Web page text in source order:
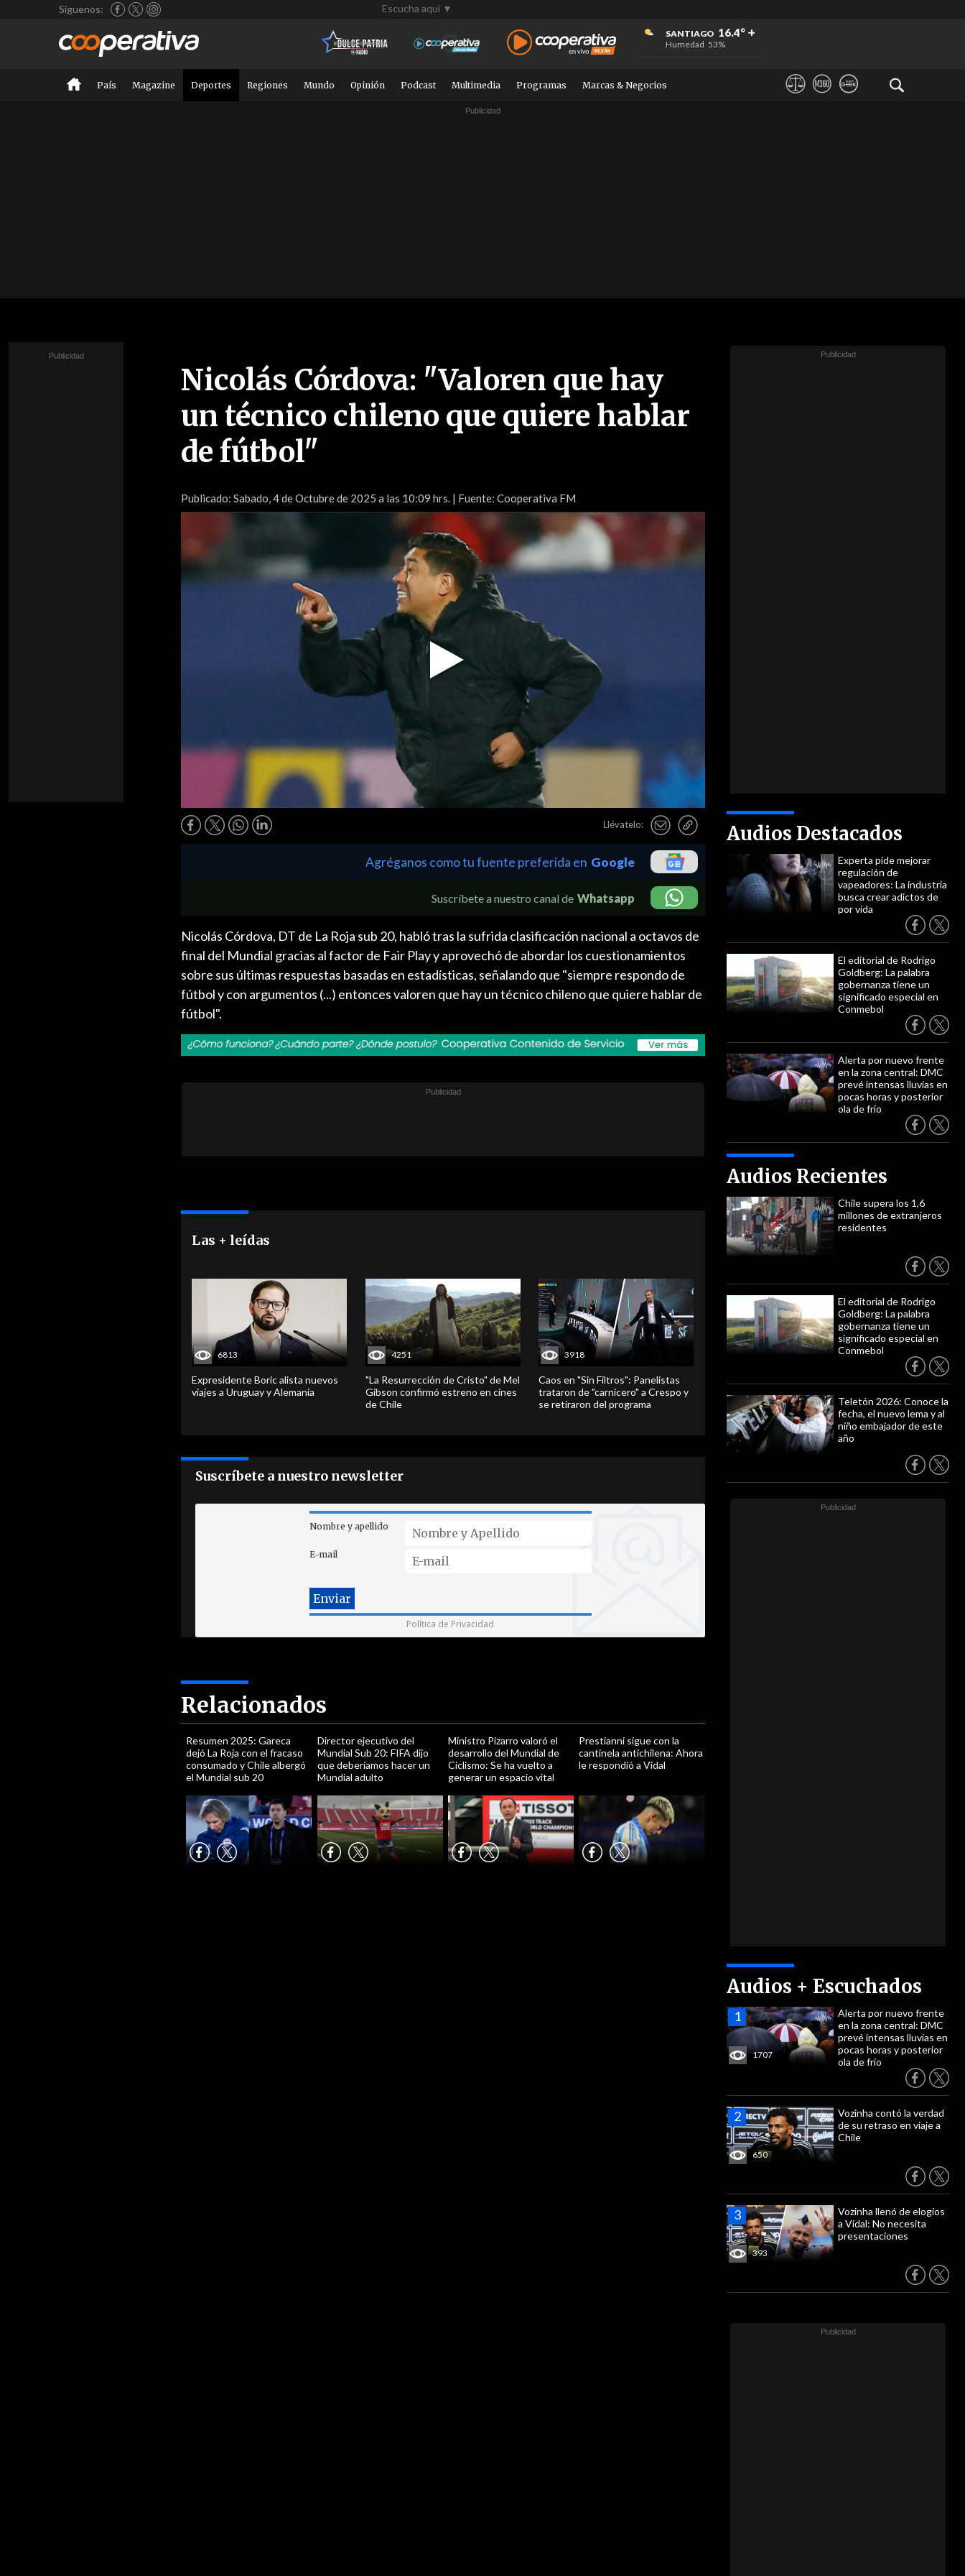
Síguenos: Escucha aquí ▼
SANTIAGO 16.4°
Humedad 53%
+
+
+
País Magazine Deportes Regiones Mundo Opinión Podcast Multimedia Programas Marcas & Negocios
Nicolás Córdova: "Valoren que hay
un técnico chileno que quiere hablar
de fútbol"
Publicado: Sabado, 4 de Octubre de 2025 a las 10:09 hrs. | Fuente: Cooperativa FM
Play
Video
Llévatelo: Audios Destacados
Experta pide mejorar
regulación de
vapeadores: La industria
busca crear adictos de
por vida
El editorial de Rodrigo
Goldberg: La palabra
gobernanza tiene un
significado especial en
Conmebol
Alerta por nuevo frente
en la zona central: DMC
prevé intensas lluvias en
pocas horas y posterior
ola de frío
Audios Recientes
Chile supera los 1,6
millones de extranjeros
residentes
El editorial de Rodrigo
Goldberg: La palabra
gobernanza tiene un
significado especial en
Conmebol
Teletón 2026: Conoce la
fecha, el nuevo lema y al
niño embajador de este
año
Audios + Escuchados
1707
Alerta por nuevo frente
en la zona central: DMC
prevé intensas lluvias en
pocas horas y posterior
ola de frío
650
Vozinha contó la verdad
de su retraso en viaje a
Chile
393
Vozinha llenó de elogios
a Vidal: No necesita
presentaciones
Agréganos como tu fuente preferida en Google
Suscríbete a nuestro canal de Whatsapp
Nicolás Córdova, DT de La Roja sub 20, habló tras la sufrida clasificación nacional a octavos de
final del Mundial gracias al factor de Fair Play y aprovechó de abordar los cuestionamientos
sobre sus últimas respuestas basadas en estadísticas, señalando que "siempre respondo de
fútbol y con argumentos (...) entonces valoren que hay un técnico chileno que quiere hablar de
fútbol".
Las + leídas
6813
Expresidente Boric alista nuevos
viajes a Uruguay y Alemania
4251
"La Resurrección de Cristo" de Mel
Gibson confirmó estreno en cines
de Chile
3918
Caos en "Sin Filtros": Panelistas
trataron de "carnicero" a Crespo y
se retiraron del programa
Suscríbete a nuestro newsletter
Nombre y apellido
E-mail
Política de Privacidad
Relacionados
Resumen 2025: Gareca
dejó La Roja con el fracaso
consumado y Chile albergó
el Mundial sub 20
Director ejecutivo del
Mundial Sub 20: FIFA dijo
que deberíamos hacer un
Mundial adulto
Ministro Pizarro valoró el
desarrollo del Mundial de
Ciclismo: Se ha vuelto a
generar un espacio vital
Prestianni sigue con la
cantinela antichilena: Ahora
le respondió a Vidal